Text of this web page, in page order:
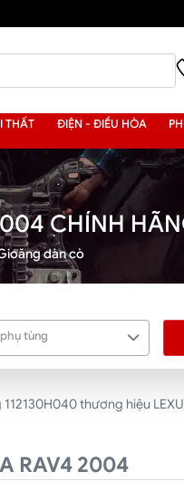
THẤT ĐIỆN - ĐIỀU HÒA
CHÍNH
dàn cò
tùng
thương hiệu
RAV4 2004